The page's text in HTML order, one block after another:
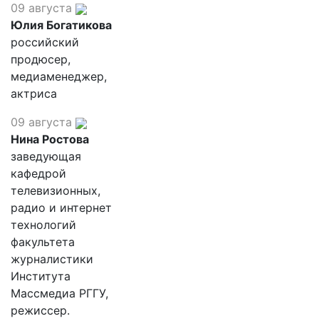
09 августа
Юлия Богатикова
российский
продюсер,
медиаменеджер,
актриса
09 августа
Нина Ростова
заведующая
кафедрой
телевизионных,
радио и интернет
технологий
факультета
журналистики
Института
Массмедиа РГГУ,
режиссер.